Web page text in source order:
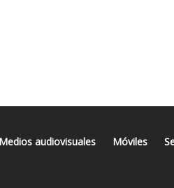
Medios audiovisuales Móviles